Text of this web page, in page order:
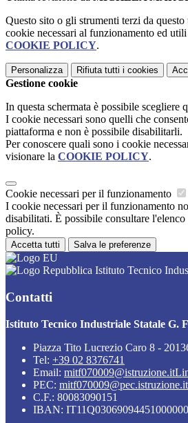
Questo sito o gli strumenti terzi da
cookie necessari al funzionamento ed
COOKIE POLICY.
Personalizza Rifiuta tutti i cookies
Gestione cookie
In questa schermata è possibile scegliere
I cookie necessari sono quelli che
piattaforma e non è possibile disabilitarli.
Per conoscere quali sono i cookie
visionare la COOKIE POLICY.
Cookie necessari per il funzionamento
I cookie necessari per il funzionamento
disabilitati. È possibile consultare
policy.
Accetta tutti Salva le preferenze
Istituto Tecnico
Contatti
Istituto Tecnico Industriale Statale G.
Piazza Tito Lucrezio Caro 8 -
Tel: +39 02 8376741
Email: mitf070009@istruzione.it
PEC: mitf070009@pec.istruzione.it
C.F.: 80083090151
IBAN: